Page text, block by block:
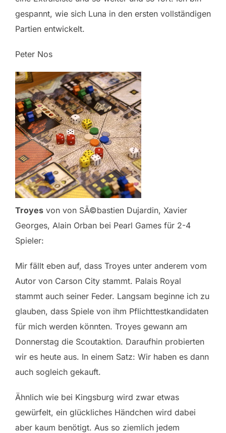
gespannt, wie sich Luna in den ersten vollständigen
Partien entwickelt.
Peter Nos
Troyes von von SÃ©bastien Dujardin, Xavier
Georges, Alain Orban bei Pearl Games für 2-4
Spieler:
Mir fällt eben auf, dass Troyes unter anderem vom
Autor von Carson City stammt. Palais Royal
stammt auch seiner Feder. Langsam beginne ich zu
glauben, dass Spiele von ihm Pflichttestkandidaten
für mich werden könnten. Troyes gewann am
Donnerstag die Scoutaktion. Daraufhin probierten
wir es heute aus. In einem Satz: Wir haben es dann
auch sogleich gekauft.
Ähnlich wie bei Kingsburg wird zwar etwas
gewürfelt, ein glückliches Händchen wird dabei
aber kaum benötigt. Aus so ziemlich jedem